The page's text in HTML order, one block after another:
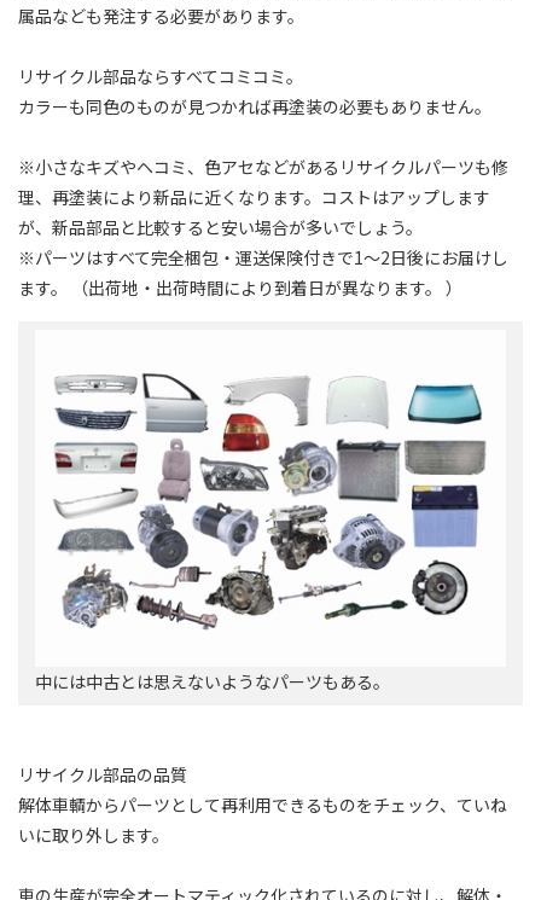
属品なども発注する必要があります。
リサイクル部品ならすべてコミコミ。
カラーも同色のものが見つかれば再塗装の必要もありません。
※小さなキズやヘコミ、色アセなどがあるリサイクルパーツも修
理、再塗装により新品に近くなります。コストはアップします
が、新品部品と比較すると安い場合が多いでしょう。
※パーツはすべて完全梱包・運送保険付きで1～2日後にお届けし
ます。 （出荷地・出荷時間により到着日が異なります。 ）
中には中古とは思えないようなパーツもある。
リサイクル部品の品質
解体車輌からパーツとして再利用できるものをチェック、ていね
いに取り外します。
車の生産が完全オートマティック化されているのに対し、解体・